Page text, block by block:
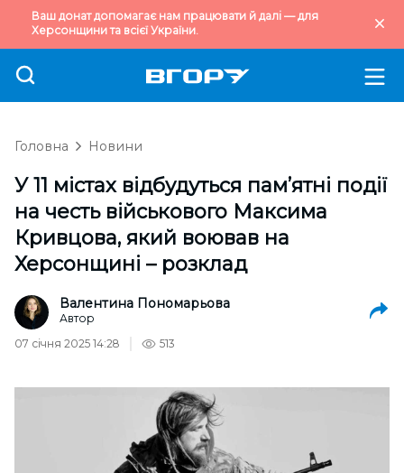
Ваш донат допомагає нам працювати й далі — для
Херсонщини та всієї України.
Головна Новини
У 11 містах відбудуться пам’ятні події
на честь військового Максима
Кривцова, який воював на
Херсонщині – розклад
Валентина Пономарьова
Автор
07 січня 2025 14:28
513